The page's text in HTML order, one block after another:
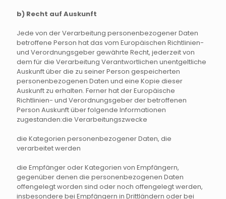
b) Recht auf Auskunft
Jede von der Verarbeitung personenbezogener Daten
betroffene Person hat das vom Europäischen Richtlinien-
und Verordnungsgeber gewährte Recht, jederzeit von
dem für die Verarbeitung Verantwortlichen unentgeltliche
Auskunft über die zu seiner Person gespeicherten
personenbezogenen Daten und eine Kopie dieser
Auskunft zu erhalten. Ferner hat der Europäische
Richtlinien- und Verordnungsgeber der betroffenen
Person Auskunft über folgende Informationen
zugestanden:die Verarbeitungszwecke
die Kategorien personenbezogener Daten, die
verarbeitet werden
die Empfänger oder Kategorien von Empfängern,
gegenüber denen die personenbezogenen Daten
offengelegt worden sind oder noch offengelegt werden,
insbesondere bei Empfängern in Drittländern oder bei